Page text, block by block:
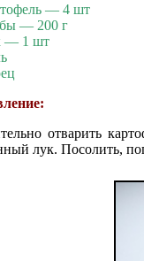
— 4 шт
— 200 г
— 1 шт
отварить
лук. Посолить,